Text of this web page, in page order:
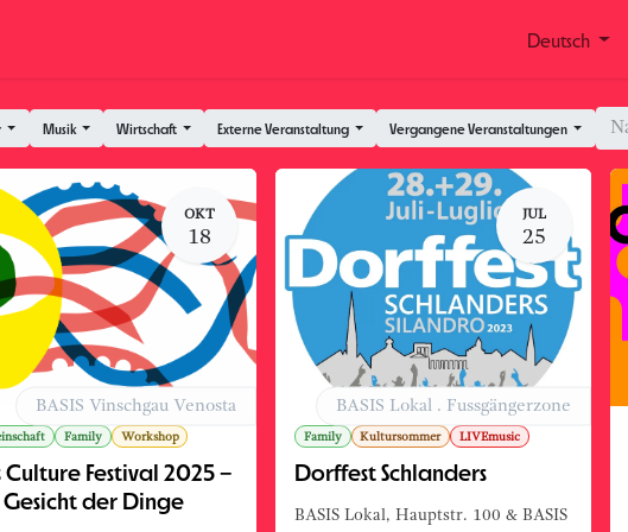
Deutsch
Musik Wirtschaft Externe Veranstaltung Vergangene Veranstaltungen
OKT
18
Family Workshop
Culture Festival 2025 –
Gesicht der Dinge
BASIS Vinschgau Venosta
JUL
25
Family Kultursommer LIVEmusic
Dorffest Schlanders
BASIS Lokal, Hauptstr. 100 & BASIS
BASIS Lokal . Fussgängerzone